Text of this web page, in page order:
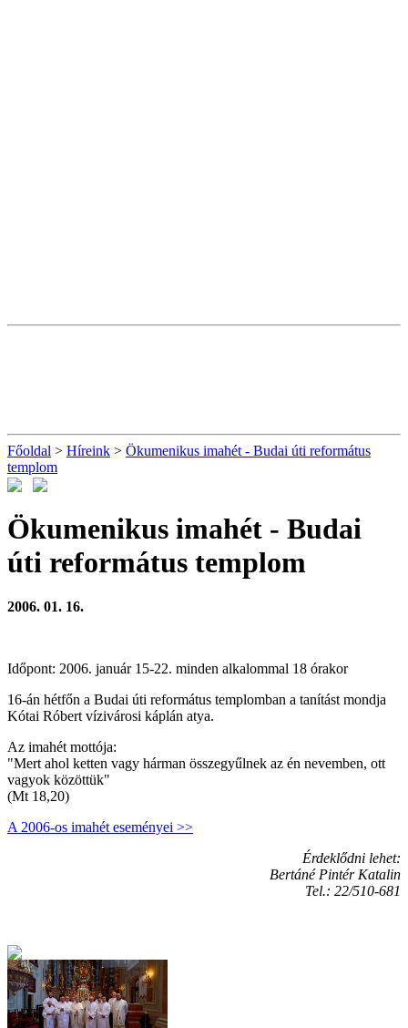
Főoldal > Híreink > Ökumenikus imahét - Budai úti református
templom
Ökumenikus imahét - Budai
úti református templom
2006. 01. 16.
Időpont: 2006. január 15-22. minden alkalommal 18 órakor
16-án hétfőn a Budai úti református templomban a tanítást mondja
Kótai Róbert vízivárosi káplán atya.
Az imahét mottója:
"Mert ahol ketten vagy hárman összegyűlnek az én nevemben, ott
vagyok közöttük"
(Mt 18,20)
A 2006-os imahét eseményei >>
Érdeklődni lehet:
Bertáné Pintér Katalin
Tel.: 22/510-681